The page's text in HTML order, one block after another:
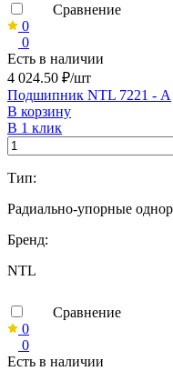
Сравнение
0
0
Есть в наличии
4 024.50 ₽/шт
Подшипник NTL 7221 - А
В корзину
В 1 клик
Тип:
Радиально-упорные
Бренд:
NTL
Сравнение
0
0
Есть в наличии